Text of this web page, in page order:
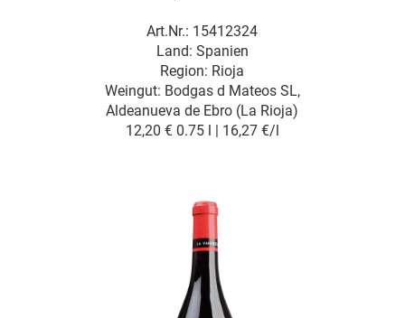
Art.Nr.: 15412324
Weingut: Bodgas d Mateos SL,
Aldeanueva de Ebro (La Rioja)
Land: Spanien
Region: Rioja
12,20 € 0.75 l | 16,27 €/l